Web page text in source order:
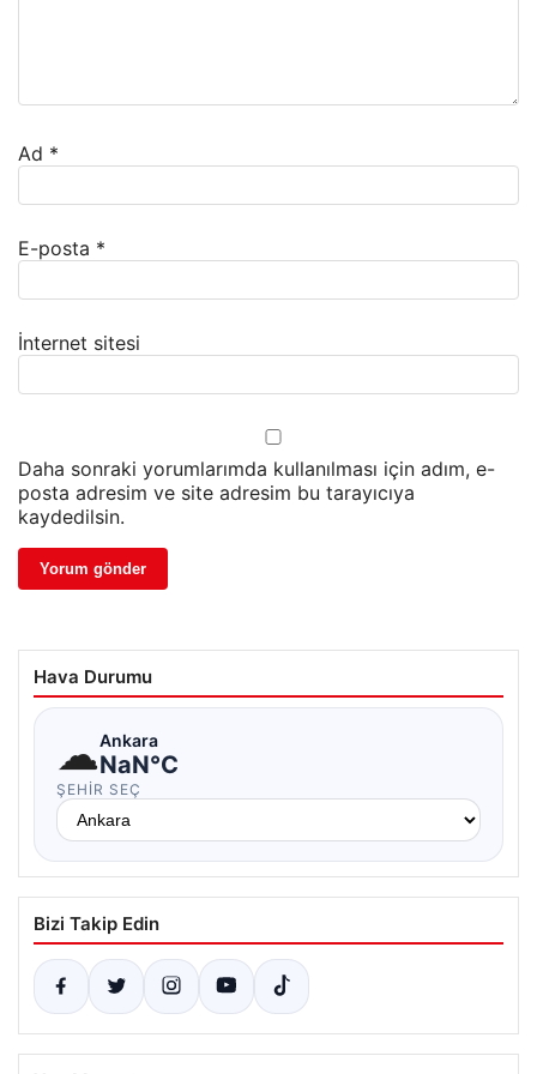
Ad *
E-posta *
İnternet sitesi
Daha sonraki yorumlarımda kullanılması için adım, e-
posta adresim ve site adresim bu tarayıcıya
kaydedilsin.
Hava Durumu
☁Ankara
NaN°C
ŞEHIR SEÇ
Bizi Takip Edin